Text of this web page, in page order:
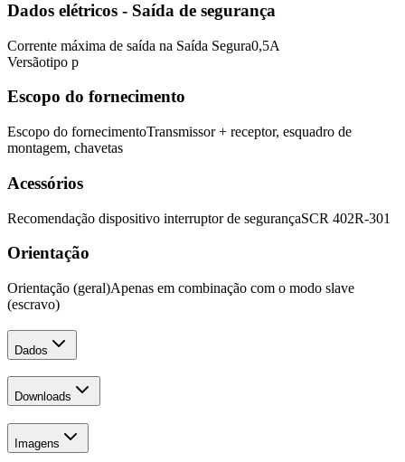
Dados elétricos - Saída de segurança
Corrente máxima de saída na Saída Segura0,5A
Versãotipo p
Escopo do fornecimento
Escopo do fornecimentoTransmissor + receptor, esquadro de
montagem, chavetas
Acessórios
Recomendação dispositivo interruptor de segurançaSCR 402R-301
Orientação
Orientação (geral)Apenas em combinação com o modo slave
(escravo)
Dados
Downloads
Imagens